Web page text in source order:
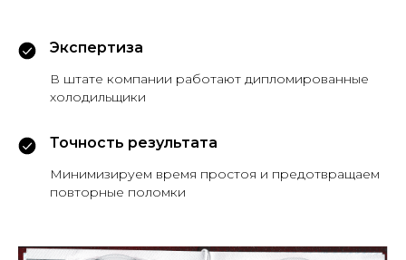
Экспертиза
В штате компании работают дипломированные
холодильщики
Точность результата
Минимизируем время простоя и предотвращаем
повторные поломки